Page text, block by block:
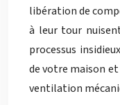
libération de
à leur tour
processus
de votre maison et
ventilation